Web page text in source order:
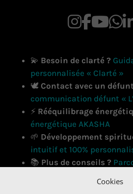
Cookies
💫 Besoin de clarté ?
personnalisée « Clarté »
🕊️ Contact avec un
communication défunt «
⚡ Rééquilibrage
énergétique AKASHA
🌱 Développement
intuitif et 100%
📚 Plus de conseils ?
Ce site ne fait pas partie du